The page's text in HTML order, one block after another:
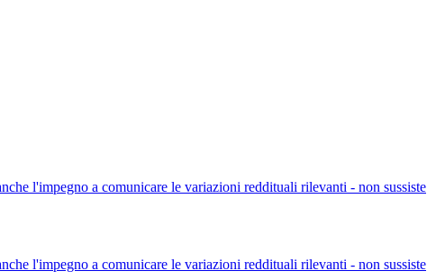
l'impegno a comunicare le variazioni reddituali rilevanti - non sussiste
l'impegno a comunicare le variazioni reddituali rilevanti - non sussiste